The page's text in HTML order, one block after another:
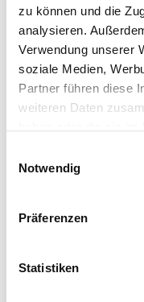
zu können und die
analysieren.
Verwendung unserer
soziale Medien,
Partner führen diese
weiteren Daten
Notwendig
Präferenzen
Statistiken